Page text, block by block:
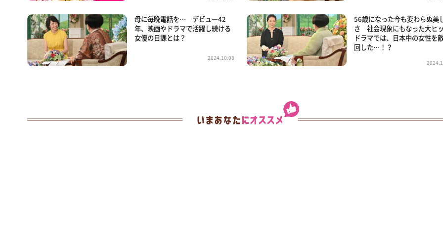
母に毎晩電話を… デビュー42
年、映画やドラマで活躍し続ける
女優の日課とは？
2024.10.08
56歳になった今も変わらぬ美
さ 社会現象にもなった大ヒ
ドラマでは、日本中の女性を
回した…！？